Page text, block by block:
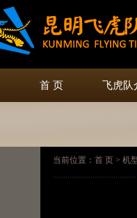
首 页 飞虎队
当前位置：首 页 > 机